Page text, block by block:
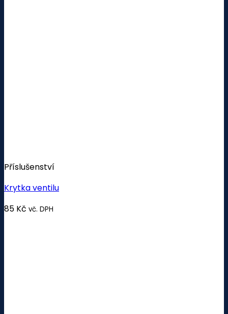
Příslušenství
Krytka ventilu
85 Kč vč. DPH